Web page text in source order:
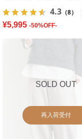
4.3 （8）
¥5,995 -50%OFF-
SOLD OUT
再入荷受付